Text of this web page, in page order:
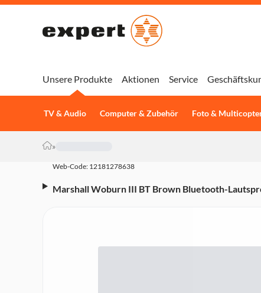
Unsere Produkte
TV & Audio Computer & Zubehör Foto &
Aktionen Service
»
Web-Code: 12181278638
Marshall Woburn III BT Brown Bluetooth-